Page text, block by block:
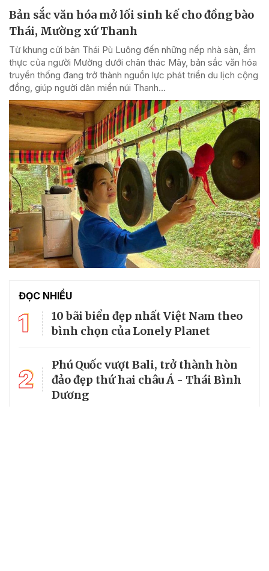
Bản sắc văn hóa mở lối sinh kế cho đồng bào
Thái, Mường xứ Thanh
Từ khung cửi bản Thái Pù Luông đến những nếp nhà sàn, ẩm
thực của người Mường dưới chân thác Mây, bản sắc văn hóa
truyền thống đang trở thành nguồn lực phát triển du lịch cộng
đồng, giúp người dân miền núi Thanh...
ĐỌC NHIỀU
1
10 bãi biển đẹp nhất Việt Nam theo
bình chọn của Lonely Planet
2
Phú Quốc vượt Bali, trở thành hòn
đảo đẹp thứ hai châu Á - Thái Bình
Dương